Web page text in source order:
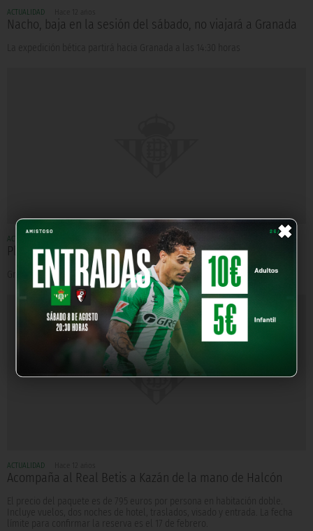
×
ACTUALIDAD
Nacho, baja en la sesión del sábado, no viajará a Granada
La expedición bética partirá hacia Granada a las 14:30 horas
ACTUALIDAD
Plan de viaje a Granada
Granada CF-Real Betis, domingo 16 de febrero a las 12:00 horas
ACTUALIDAD
Acompaña al Real Betis a Kazán de la mano de Halcón
El precio del paquete es de 795 euros por persona en habitación doble.
Incluye vuelos, dos noches de hotel, traslados, visado y entrada. La fecha
límite para confirmar la reserva es el 17 de febrero.